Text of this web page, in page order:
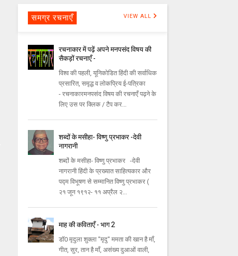
समग्र रचनाएँ VIEW ALL
रचनाकार में पढ़ें अपने मनपसंद विषय की
सैकड़ों रचनाएँ -
विश्व की पहली, यूनिकोडित हिंदी की सर्वाधिक
प्रसारित, समृद्ध व लोकप्रिय ई-पत्रिका
- रचनाकारमनपसंद विषय की रचनाएँ पढ़ने के
लिए उस पर क्लिक / टैप कर...
शब्दों के मसीहा- विष्णु प्रभाकर -देवी
नागरानी
शब्दों के मसीहा- विष्णु प्रभाकर -देवी
नागरानी हिंदी के प्रख्यात साहित्यकार और
पद्म विभूषण से सम्मानित विष्णु प्रभाकर (
२१ जून १९१२- ११ अप्रैल २...
माह की कविताएँ - भाग 2
डॉ0 मृदुला शुक्ला "मृदु" ममता की खान है माँ,
गीत, सुर, तान है माँ, असंख्य दुआओं वाली,